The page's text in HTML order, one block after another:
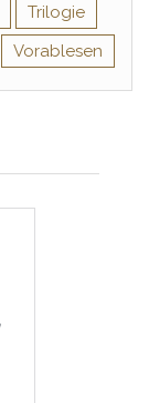
Trilogie
Vorablesen